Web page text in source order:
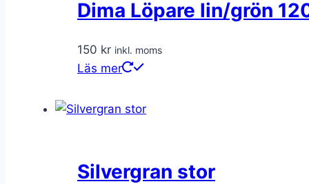
Dima Löpare lin/grön
150 kr inkl. moms
Läs mer
Silvergran stor